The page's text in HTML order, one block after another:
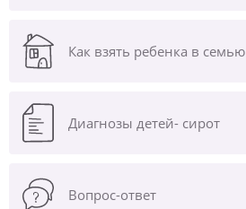
Как взять ребенка в семью
Диагнозы детей- сирот
Вопрос-ответ